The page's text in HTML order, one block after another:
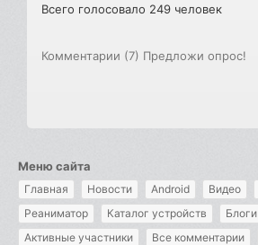
Всего голосовало 249 человек
Комментарии (7) Предложи опрос!
Меню сайта
Главная Новости Android Видео
Реаниматор
Каталог устройств Блоги
Активные участники
Все комментарии